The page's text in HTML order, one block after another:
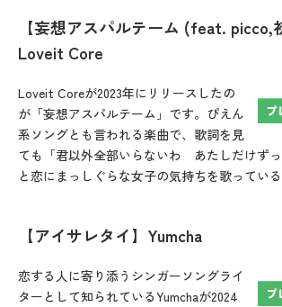
【妄想アスパルテーム (feat. picco,
Loveit Core
Loveit Coreが2023年にリリースしたの
が「妄想アスパルテーム」です。ぴえん
系ソングとも言われる楽曲で、歌詞を見
ても「君以外全部いらないわ あたしだけずっ
と恋にまっしぐらな女子の気持ちを歌っている
【アイサレタイ】Yumcha
恋する人に寄り添うシンガーソングライ
ターとして知られているYumchaが2024